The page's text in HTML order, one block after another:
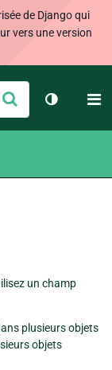
de Django qui
vers une version
Envoyer
Changer
un champ
plusieurs objets
objets